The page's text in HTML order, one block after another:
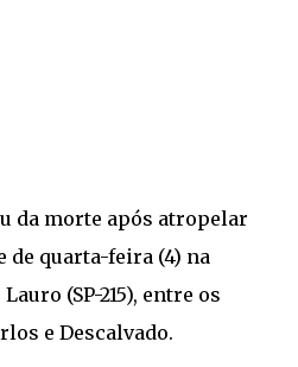
da morte após atropelar
de quarta-feira (4) na
(SP-215), entre os
e Descalvado.